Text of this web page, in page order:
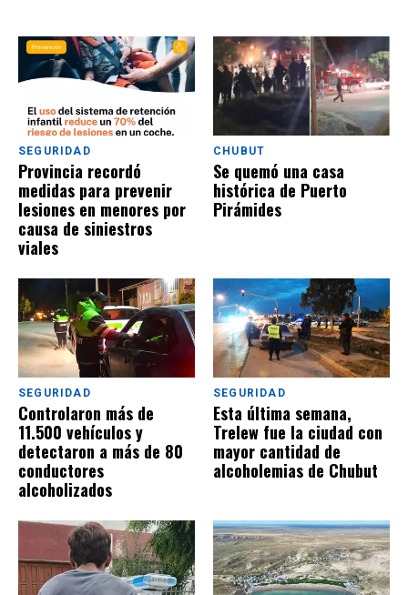
SEGURIDAD
Provincia recordó
medidas para prevenir
lesiones en menores por
causa de siniestros
viales
CHUBUT
Se quemó una casa
histórica de Puerto
Pirámides
SEGURIDAD
Controlaron más de
11.500 vehículos y
detectaron a más de 80
conductores
alcoholizados
SEGURIDAD
Esta última semana,
Trelew fue la ciudad con
mayor cantidad de
alcoholemias de Chubut